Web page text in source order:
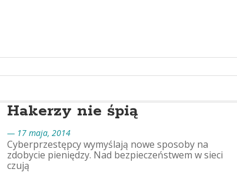
Hakerzy nie śpią
— 17 maja, 2014
Cyberprzestępcy wymyślają nowe sposoby na
zdobycie pieniędzy. Nad bezpieczeństwem w sieci
czują